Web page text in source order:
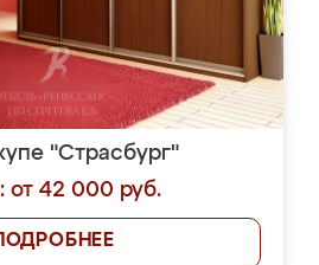
"Страсбург"
от 42 000 руб.